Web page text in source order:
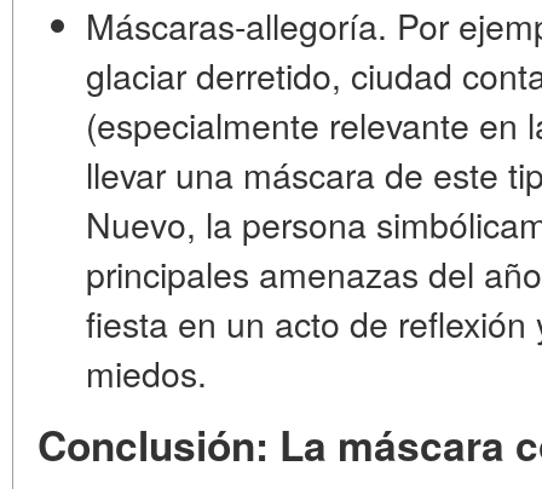
Máscaras-allegoría. Por
glaciar derretido, ciudad
(especialmente relevante en
llevar una máscara de este
Nuevo, la persona
principales amenazas del
fiesta en un acto de
miedos.
Conclusión: La máscara